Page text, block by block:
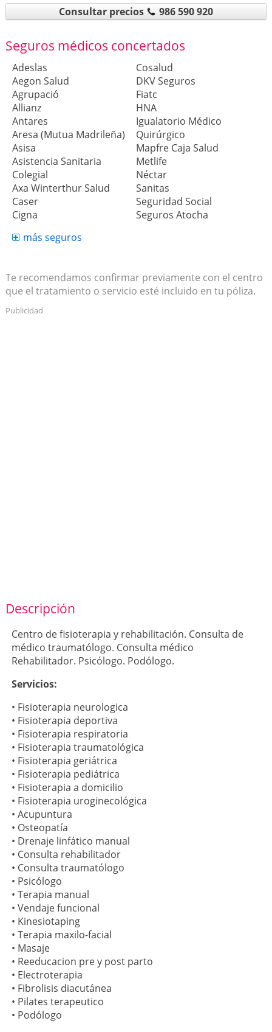
Consultar precios 986 590 920
Seguros médicos concertados
Adeslas
Aegon Salud
Agrupació
Allianz
Antares
Aresa (Mutua Madrileña)
Asisa
Asistencia Sanitaria
Colegial
Axa Winterthur Salud
Caser
Cigna
Cosalud
DKV Seguros
Fiatc
HNA
Igualatorio Médico
Quirúrgico
Mapfre Caja Salud
Metlife
Néctar
Sanitas
Seguridad Social
Seguros Atocha
más seguros
Te recomendamos confirmar previamente con el centro
que el tratamiento o servicio esté incluido en tu póliza.
Publicidad
Descripción
Centro de fisioterapia y rehabilitación. Consulta de
médico traumatólogo. Consulta médico
Rehabilitador. Psicólogo. Podólogo.
Servicios:
• Fisioterapia neurologica
• Fisioterapia deportiva
• Fisioterapia respiratoria
• Fisioterapia traumatológica
• Fisioterapia geriátrica
• Fisioterapia pediátrica
• Fisioterapia a domicilio
• Fisioterapia uroginecológica
• Acupuntura
• Osteopatía
• Drenaje linfático manual
• Consulta rehabilitador
• Consulta traumatólogo
• Psicólogo
• Terapia manual
• Vendaje funcional
• Kinesiotaping
• Terapia maxilo-facial
• Masaje
• Reeducacion pre y post parto
• Electroterapia
• Fibrolisis diacutánea
• Pilates terapeutico
• Podólogo